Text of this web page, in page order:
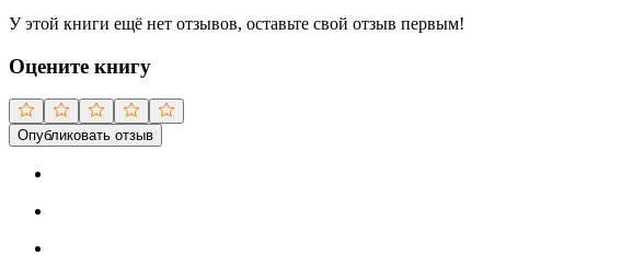
У этой книги ещё нет отзывов, оставьте свой отзыв первым!
Оцените книгу
Опубликовать отзыв